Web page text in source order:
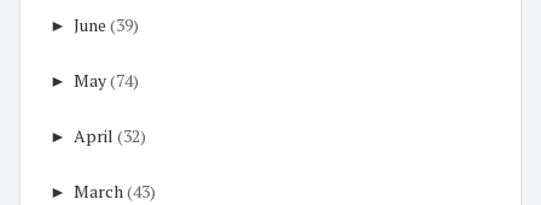
► June (39)
► May(74)
► April (32)
► March(43)